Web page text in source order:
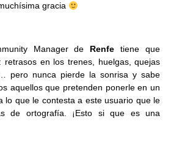
gracia
Manager de Renfe tiene que
retrasos en los trenes, huelgas, quejas
pero nunca pierde la sonrisa y sabe
aquellos que pretenden ponerle en un
lo que le contesta a este usuario que le
de ortografía. ¡Esto si que es una